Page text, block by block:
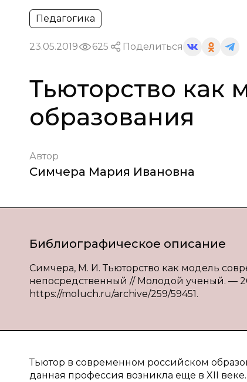
Педагогика
23.05.2019 625 Поделиться
Тьюторство как
образования
Автор
Симчера Мария Ивановна
Библиографическое описание
Симчера, М. И. Тьюторство как модель
непосредственный // Молодой ученый. —
https://moluch.ru/archive/259/59451.
Тьютор в современном российском
данная профессия возникла еще в XII